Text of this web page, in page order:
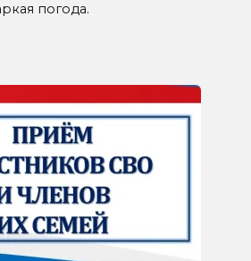
погода.